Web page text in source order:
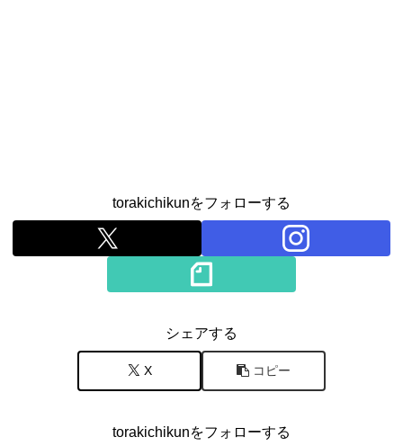
torakichikunをフォローする
シェアする
X コピー
torakichikunをフォローする